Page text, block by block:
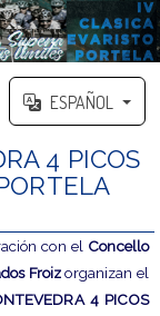
ESPAÑOL
4 PICOS
con el Concello
Froizorganizan el
4 PICOS